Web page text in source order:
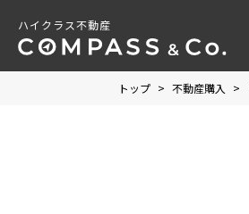
ハイクラス不動産
トップ > 不動産購入 >